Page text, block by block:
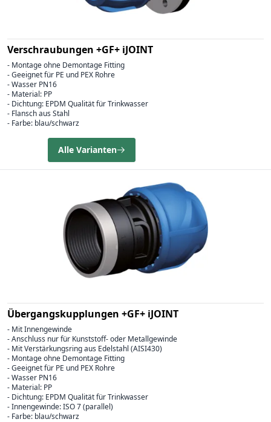
Verschraubungen +GF+ iJOINT
- Montage ohne Demontage Fitting
- Geeignet für PE und PEX Rohre
- Wasser PN16
- Material: PP
- Dichtung: EPDM Qualität für Trinkwasser
- Flansch aus Stahl
- Farbe: blau/schwarz
Alle Varianten
Übergangskupplungen +GF+ iJOINT
- Mit Innengewinde
- Anschluss nur für Kunststoff- oder Metallgewinde
- Mit Verstärkungsring aus Edelstahl (AISI430)
- Montage ohne Demontage Fitting
- Geeignet für PE und PEX Rohre
- Wasser PN16
- Material: PP
- Dichtung: EPDM Qualität für Trinkwasser
- Innengewinde: ISO 7 (parallel)
- Farbe: blau/schwarz